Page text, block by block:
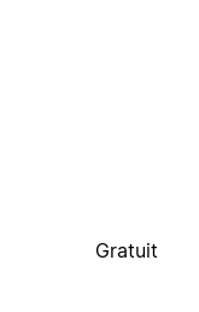
Gratuit